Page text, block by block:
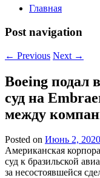
Главная
Post navigation
← Previous Next →
Boeing подал
суд на
между
Posted on Июнь 2, 2020
Американская
суд к бразильской
за несостоявшейся